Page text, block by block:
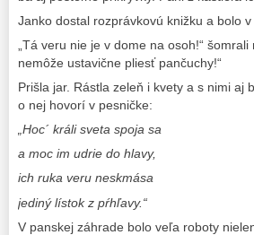
Janko dostal rozprávkovú knižku a bolo
„Tá veru nie je v dome na osoh!“
nemôže ustavične pliesť pančuchy!“
Prišla jar. Rástla zeleň i kvety a s nimi
o nej hovorí v pesničke:
„Hoc´ králi sveta spoja sa
a moc im udrie do hlavy,
ich ruka veru neskmása
jediný lístok z pŕhľavy.“
V panskej záhrade bolo veľa roboty